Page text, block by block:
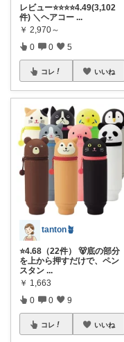
レビュー⭐️⭐️⭐️⭐️4.49(3,102
件) ＼ヘアコー ...
￥ 2,970～
0 0 5
コレ いいね
tanton🪴
⭐4.68（22件） 🐻底の部分
を上から押すだけで、ペン
スタン ...
￥ 1,663
0 0 9
コレ いいね